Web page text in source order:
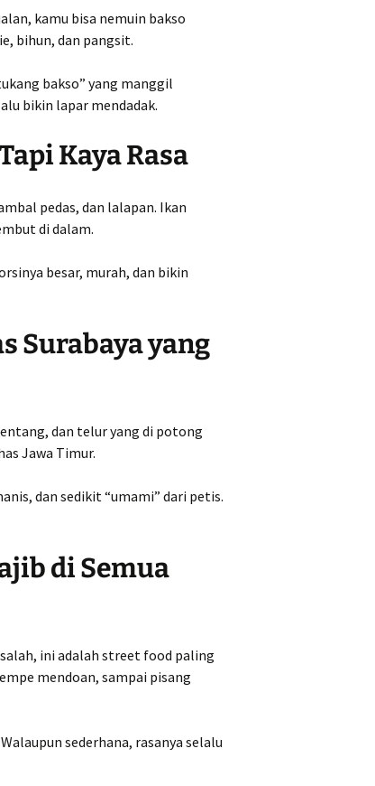
kamu bisa nemuin bakso
bihun, dan pangsit.
bakso” yang manggil
bikin lapar mendadak.
Kaya Rasa
pedas, dan lalapan. Ikan
di dalam.
besar, murah, dan bikin
Surabaya yang
dan telur yang di potong
Jawa Timur.
dan sedikit “umami” dari petis.
di Semua
ini adalah street food paling
mendoan, sampai pisang
sederhana, rasanya selalu